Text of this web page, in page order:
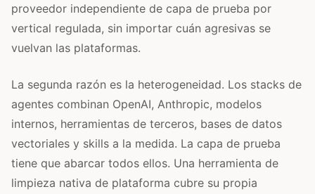
proveedor independiente de capa de prueba por
vertical regulada, sin importar cuán agresivas se
vuelvan las plataformas.
La segunda razón es la heterogeneidad. Los stacks de
agentes combinan OpenAI, Anthropic, modelos
internos, herramientas de terceros, bases de datos
vectoriales y skills a la medida. La capa de prueba
tiene que abarcar todos ellos. Una herramienta de
limpieza nativa de plataforma cubre su propia